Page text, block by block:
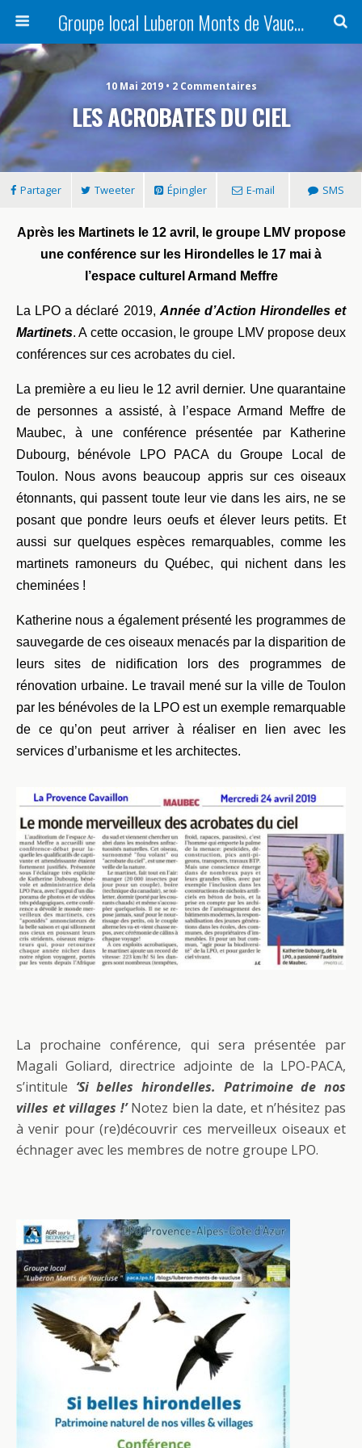
Groupe local Luberon Monts de Vaucluse
10 Mai 2019 • 2 Commentaires
LES ACROBATES DU CIEL
Partager Tweeter Épingler E-mail SMS
Après les Martinets le 12 avril, le groupe LMV propose
une conférence sur les Hirondelles le 17 mai à
l’espace culturel Armand Meffre
La LPO a déclaré 2019, Année d’Action Hirondelles et
Martinets. A cette occasion, le groupe LMV propose deux
conférences sur ces acrobates du ciel.
La première a eu lieu le 12 avril dernier. Une quarantaine
de personnes a assisté, à l’espace Armand Meffre de
Maubec, à une conférence présentée par Katherine
Dubourg, bénévole LPO PACA du Groupe Local de
Toulon. Nous avons beaucoup appris sur ces oiseaux
étonnants, qui passent toute leur vie dans les airs, ne se
posant que pondre leurs oeufs et élever leurs petits. Et
aussi sur quelques espèces remarquables, comme les
martinets ramoneurs du Québec, qui nichent dans les
cheminées !
Katherine nous a également présenté les programmes de
sauvegarde de ces oiseaux menacés par la disparition de
leurs sites de nidification lors des programmes de
rénovation urbaine. Le travail mené sur la ville de Toulon
par les bénévoles de la LPO est un exemple remarquable
de ce qu’on peut arriver à réaliser en lien avec les
services d’urbanisme et les architectes.
La prochaine conférence, qui sera présentée par
Magali Goliard, directrice adjointe de la LPO-PACA,
s’intitule ‘Si belles hirondelles. Patrimoine de nos
villes et villages !’Notez bien la date, et n’hésitez pas
à venir pour (re)découvrir ces merveilleux oiseaux et
échnager avec les membres de notre groupe LPO.